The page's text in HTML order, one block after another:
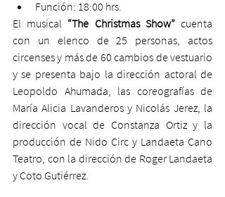
Función: 18:00 hrs.
El musical “The Christmas Show” cuenta
con un elenco de 25 personas, actos
circenses y más de 60 cambios de vestuario
y se presenta bajo la dirección actoral de
Leopoldo Ahumada, las coreografías de
María Alicia Lavanderos y Nicolás Jerez, la
dirección vocal de Constanza Ortiz y la
producción de Nido Circ y Landaeta Cano
Teatro, con la dirección de Roger Landaeta
y Coto Gutiérrez.